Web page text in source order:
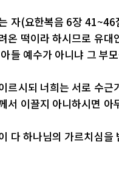
자(요한복음 6장 41~46
온 떡이라 하시므로 유대
들 예수가 아니냐 그 부
르시되 너희는 서로 수근
서 이끌지 아니하시면
다 하나님의 가르치심